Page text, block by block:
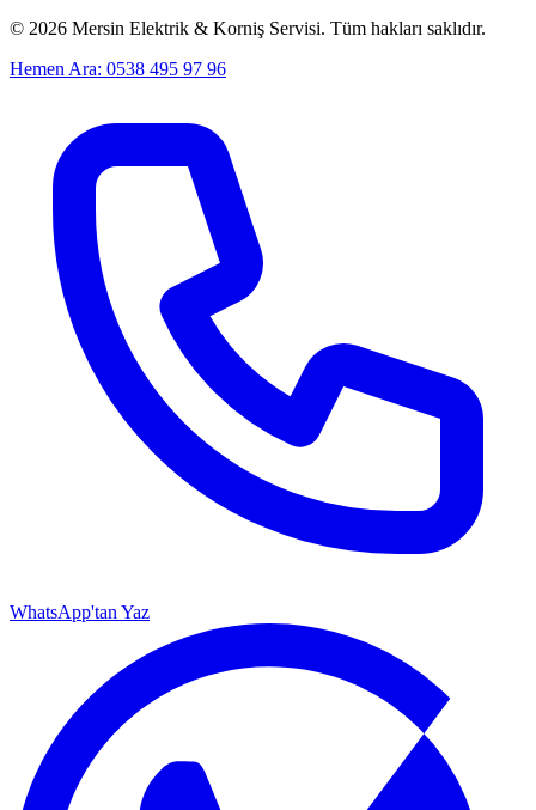
© 2026 Mersin Elektrik & Korniş Servisi. Tüm hakları saklıdır.
Hemen Ara: 0538 495 97 96
WhatsApp'tan Yaz